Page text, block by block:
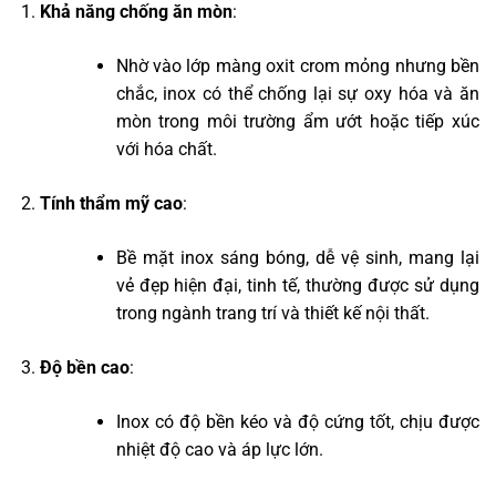
Khả năng chống ăn mòn:
Nhờ vào lớp màng oxit crom mỏng nhưng bền
chắc, inox có thể chống lại sự oxy hóa và ăn
mòn trong môi trường ẩm ướt hoặc tiếp xúc
với hóa chất.
Tính thẩm mỹ cao:
Bề mặt inox sáng bóng, dễ vệ sinh, mang lại
vẻ đẹp hiện đại, tinh tế, thường được sử dụng
trong ngành trang trí và thiết kế nội thất.
Độ bền cao:
Inox có độ bền kéo và độ cứng tốt, chịu được
nhiệt độ cao và áp lực lớn.